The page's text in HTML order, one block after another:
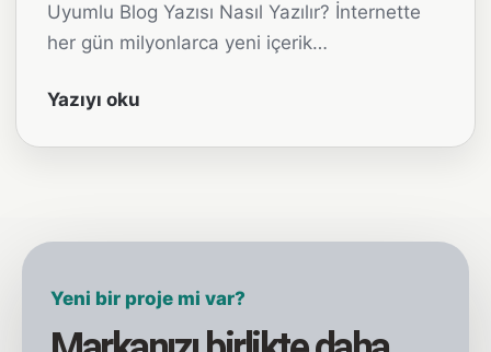
Uyumlu Blog Yazısı Nasıl Yazılır? İnternette
her gün milyonlarca yeni içerik…
Yazıyı oku
Yeni bir proje mi var?